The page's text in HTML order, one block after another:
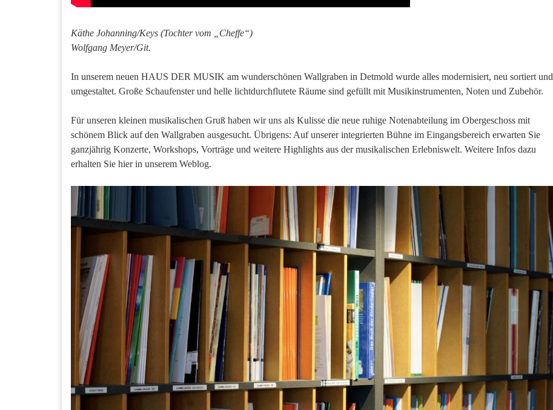
Käthe Johanning/Keys (Tochter vom „Cheffe“)
Wolfgang Meyer/Git.
In unserem neuen HAUS DER MUSIK am wunderschönen Wallgraben in Detmold wurde alles modernisiert, neu sortiert und
umgestaltet. Große Schaufenster und helle lichtdurchflutete Räume sind gefüllt mit Musikinstrumenten, Noten und Zubehör.
Für unseren kleinen musikalischen Gruß haben wir uns als Kulisse die neue ruhige Notenabteilung im Obergeschoss mit
schönem Blick auf den Wallgraben ausgesucht. Übrigens: Auf unserer integrierten Bühne im Eingangsbereich erwarten Sie
ganzjährig Konzerte, Workshops, Vorträge und weitere Highlights aus der musikalischen Erlebniswelt. Weitere Infos dazu
erhalten Sie hier in unserem Weblog.